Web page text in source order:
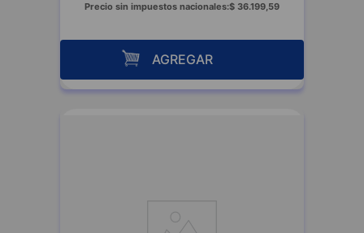
Precio sin impuestos nacionales:$ 36.199,59
AGREGAR